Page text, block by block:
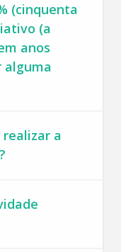
(cinquenta
(a
anos
alguma
a